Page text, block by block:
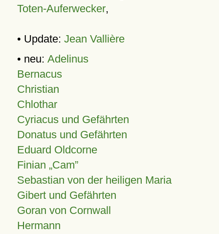
Toten-Auferwecker,
• Update: Jean Vallière
• neu: Adelinus
Bernacus
Christian
Chlothar
Cyriacus und Gefährten
Donatus und Gefährten
Eduard Oldcorne
Finian Cam
Sebastian von der heiligen Maria
Gibert und Gefährten
Goran von Cornwall
Hermann